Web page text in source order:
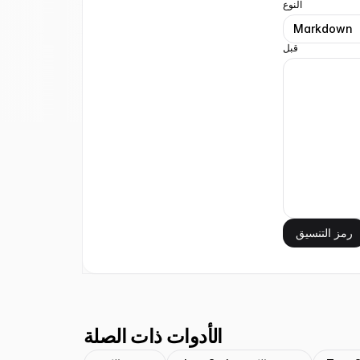
النوع
Markdown
قبل
رمز التنسيق
الأدوات ذات الصلة